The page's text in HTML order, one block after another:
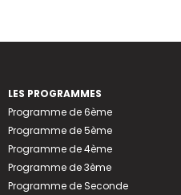
LES PROGRAMMES
Programme de 6ème
Programme de 5ème
Programme de 4ème
Programme de 3ème
Programme de Seconde